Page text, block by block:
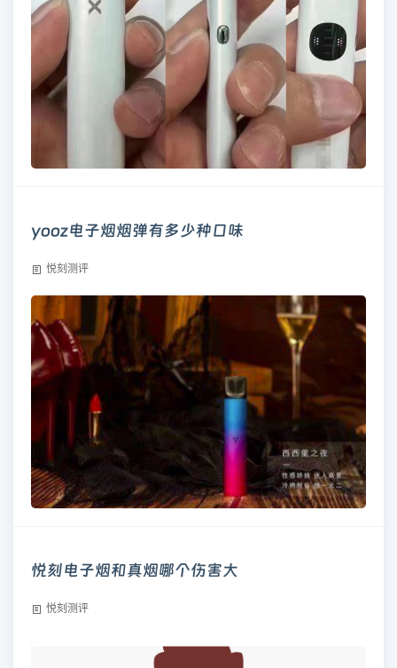
yooz电子烟烟弹有多少种口味
悦刻测评
悦刻电子烟和真烟哪个伤害大
悦刻测评